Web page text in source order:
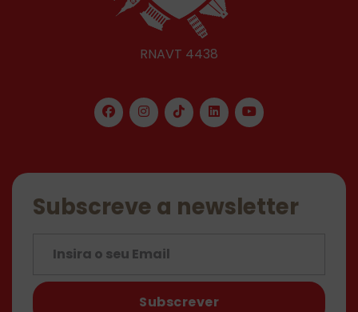
RNAVT 4438
Subscreve a newsletter
Subscrever